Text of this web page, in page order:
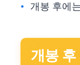
개봉 후에
개봉